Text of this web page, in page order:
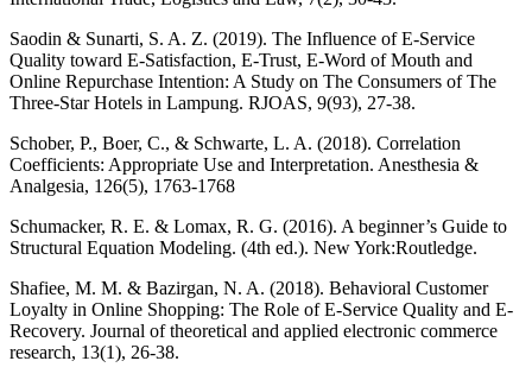
Saodin & Sunarti, S. A. Z. (2019). The Influence of E-Service
Quality toward E-Satisfaction, E-Trust, E-Word of Mouth and
Online Repurchase Intention: A Study on The Consumers of The
Three-Star Hotels in Lampung. RJOAS, 9(93), 27-38.
Schober, P., Boer, C., & Schwarte, L. A. (2018). Correlation
Coefficients: Appropriate Use and Interpretation. Anesthesia &
Analgesia, 126(5), 1763-1768
Schumacker, R. E. & Lomax, R. G. (2016). A beginner’s Guide to
Structural Equation Modeling. (4th ed.). New York:Routledge.
Shafiee, M. M. & Bazirgan, N. A. (2018). Behavioral Customer
Loyalty in Online Shopping: The Role of E-Service Quality and E-
Recovery. Journal of theoretical and applied electronic commerce
research, 13(1), 26-38.